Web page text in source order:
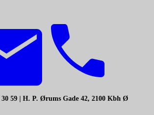
59 | H. P. Ørums Gade 42, 2100 Kbh Ø